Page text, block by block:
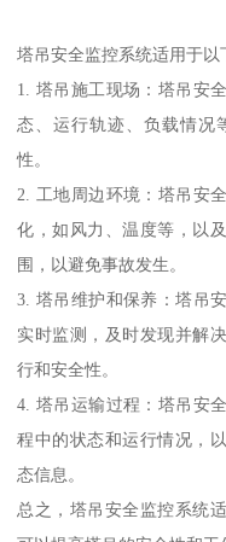
塔吊安全监控系统适用于以
1. 塔吊施工现场：塔吊安
态、运行轨迹、负载情况
性。
2. 工地周边环境：塔吊安
化，如风力、温度等，以
围，以避免事故发生。
3. 塔吊维护和保养：塔吊
实时监测，及时发现并解
行和安全性。
4. 塔吊运输过程：塔吊安
程中的状态和运行情况，
态信息。
总之，塔吊安全监控系统